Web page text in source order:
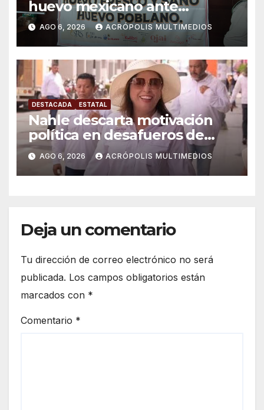
huevo mexicano ante
importaciones
AGO 6, 2026 ACRÓPOLIS MULTIMEDIOS
DESTACADA ESTATAL
Nahle descarta motivación
política en desafueros de
alcaldes
AGO 6, 2026 ACRÓPOLIS MULTIMEDIOS
Deja un comentario
Tu dirección de correo electrónico no será
publicada. Los campos obligatorios están
marcados con *
Comentario *